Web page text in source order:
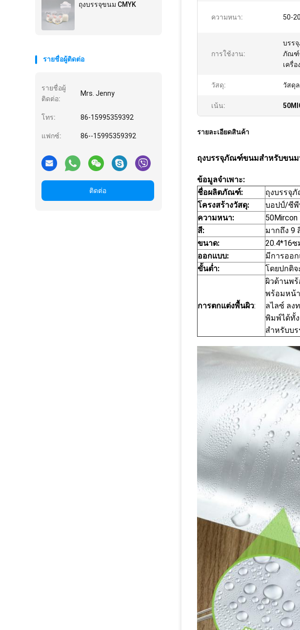
ถุงบรรจุขนม CMYK
รายชื่อผู้ติดต่อ
รายชื่อผู้
ติดต่อ:
Mrs. Jenny
โทร: 86-15995359392
แฟกซ์: 86--15995359392
ติดต่อ
ความหนา: 50-
การใช้งาน:
บรร
ภัณฑ์
เครื่อ
วัสดุ: วัสดุ
เน้น:
รายละเอียดสินค้า
ถุงบรรจุภัณฑ์ขนมสำหรับขนม
ข้อมูลจำเพาะ:
ชื่อผลิตภัณฑ์:
ถุงบรรจุ
โครงสร้างวัสดุ:
บอปป์/ซี
ความหนา:
50Mircon
สี:
มากถึง 9
ขนาด:
20.4*16ซ
ออกแบบ:
มีการออ
ขั้นต่ำ:
โดยปกติ
การตกแต่งพื้นผิว:
ผิวด้านพร้
พร้อมหน้า
ลไลซ์ ลง
พิมพ์ได้ทั้
สำหรับบ